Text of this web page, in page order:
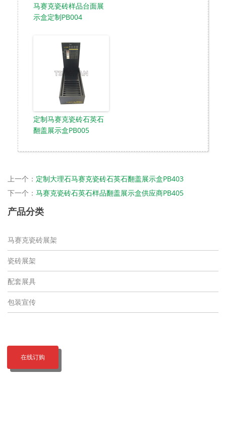
马赛克瓷砖样品台面展
示盒定制PB004
定制马赛克瓷砖石英石
翻盖展示盒PB005
上一个： 定制大理石马赛克瓷砖石英石翻盖展示盒PB403
下一个： 马赛克瓷砖石英石样品翻盖展示盒供应商PB405
产品分类
马赛克瓷砖展架
瓷砖展架
配套展具
包装宣传
在线订购